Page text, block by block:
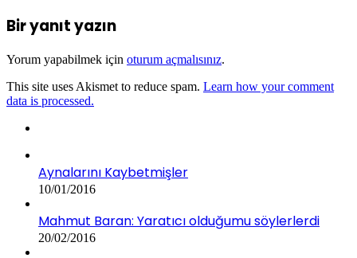
Bir yanıt yazın
Yorum yapabilmek için oturum açmalısınız.
This site uses Akismet to reduce spam. Learn how your comment
data is processed.
Aynalarını Kaybetmişler
10/01/2016
Mahmut Baran: Yaratıcı olduğumu söylerlerdi
20/02/2016